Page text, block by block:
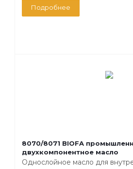
Подробнее
8070/8071 BIOFA
двухкомпонентное масло
Однослойное масло для